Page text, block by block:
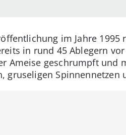
im Jahre
in rund 45 Ablegern
Ameise geschrumpft und
gruseligen